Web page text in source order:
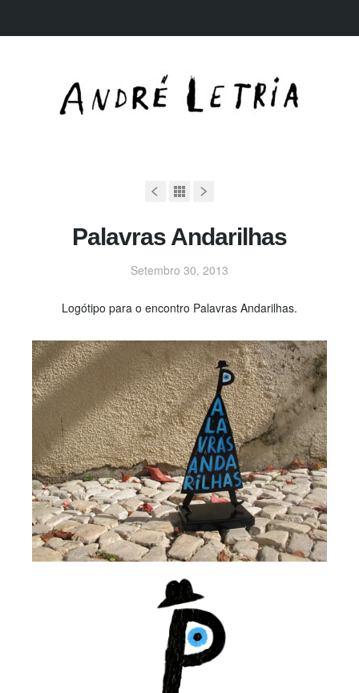
Palavras Andarilhas
Setembro 30, 2013
Logótipo para o encontro Palavras Andarilhas.